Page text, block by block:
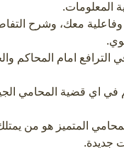
المعلومات.
معك، وشرح
الترافع امام المحاكم
في اي قضية المحامي
المتميز هو من
جديدة.